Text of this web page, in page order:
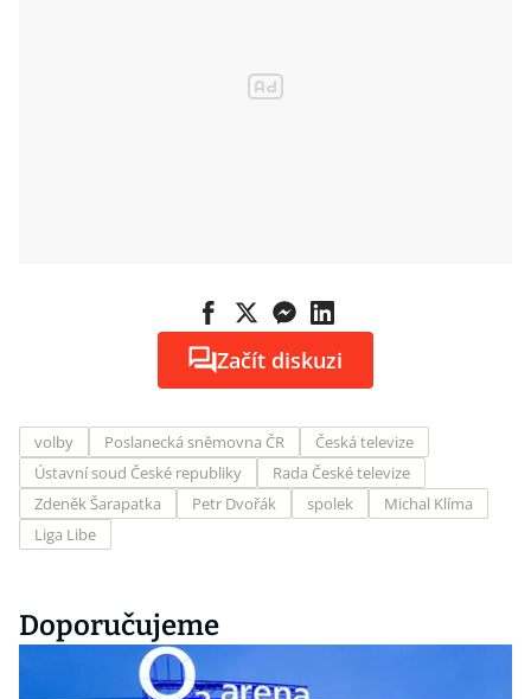
Začít diskuzi
volby Poslanecká sněmovna ČR
Česká televize
Ústavní soud České republiky
Rada České televize
Zdeněk Šarapatka
Petr Dvořák spolek
Michal Klíma
Liga Libe
Doporučujeme